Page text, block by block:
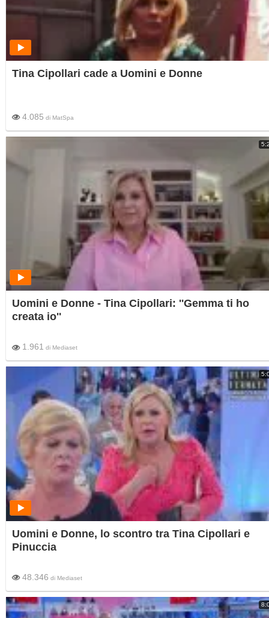
Tina Cipollari cade a Uomini e Donne
4.085 di MatSpa
Uomini e Donne - Tina Cipollari: ''Gemma ti ho
creata io''
1.961 di Mediaset
Uomini e Donne, lo scontro tra Tina Cipollari e
Pinuccia
48.346 di Mediaset